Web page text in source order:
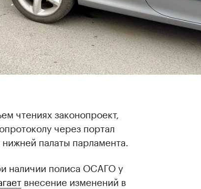
чтениях законопроект,
через портал
палаты парламента.
наличии полиса ОСАГО у
внесение изменений в